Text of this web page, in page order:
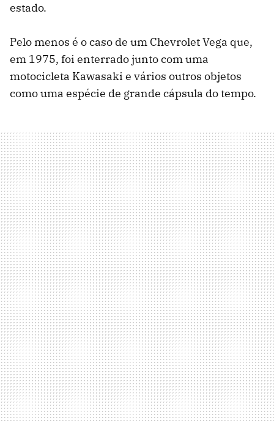
estado.
Pelo menos é o caso de um Chevrolet Vega que,
em 1975, foi enterrado junto com uma
motocicleta Kawasaki e vários outros objetos
como uma espécie de grande cápsula do tempo.